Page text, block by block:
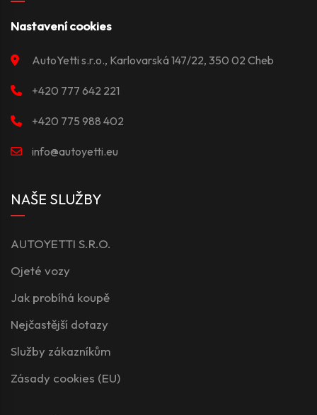
Nastavení cookies
AutoYetti s.r.o., Karlovarská 147/22, 350 02 Cheb
+420 777 642 221
+420 775 988 402
info@autoyetti.eu
NAŠE SLUŽBY
AUTOYETTI S.R.O.
Ojeté vozy
Jak probíhá koupě
Nejčastější dotazy
Služby zákazníkům
Zásady cookies (EU)